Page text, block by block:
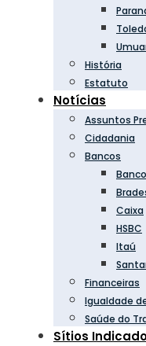
História
Estatuto
Notícias
Assuntos
Cidadania
Bancos
Caixa
HSBC
Itaú
Financeiras
Igualdade
Saúde do
Sítios